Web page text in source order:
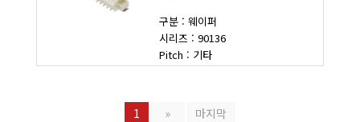
구분 : 웨이퍼
시리즈 : 90136
Pitch : 기타
1 » 마지막